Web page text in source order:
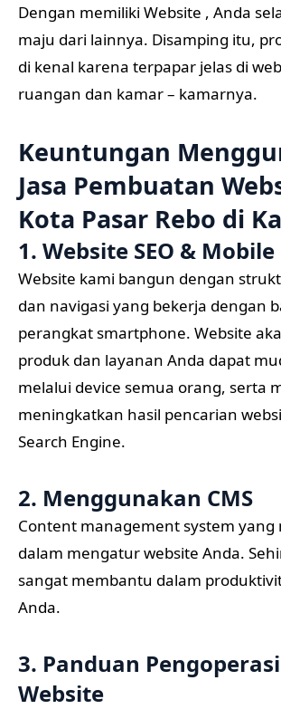
Dengan memiliki Website , Anda
maju dari lainnya. Disamping itu,
di kenal karena terpapar jelas di
ruangan dan kamar – kamarnya.
Keuntungan
Jasa Pembuatan
Kota Pasar Rebo di
1. Website SEO &
Website kami bangun dengan
dan navigasi yang bekerja dengan
perangkat smartphone. Website
produk dan layanan Anda dapat
melalui device semua orang, serta
meningkatkan hasil pencarian
Search Engine.
2. Menggunakan CMS
Content management system
dalam mengatur website Anda.
sangat membantu dalam
Anda.
3. Panduan
Website